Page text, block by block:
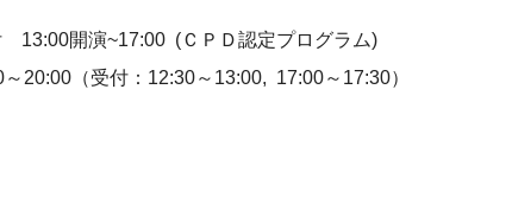
開演~17:00 (ＣＰＤ認定プログラム)
（受付：12:30～13:00, 17:00～17:30）